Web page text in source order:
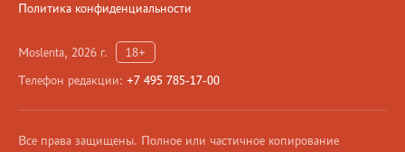
Политика конфиденциальности
Moslenta, 2026 г.
18+
Телефон редакции: +7 495 785-17-00
Все права защищены. Полное или частичное копирование